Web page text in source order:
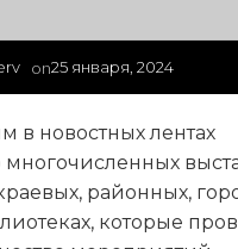
on25 января, 2024
в новостных лентах
районных,
которые